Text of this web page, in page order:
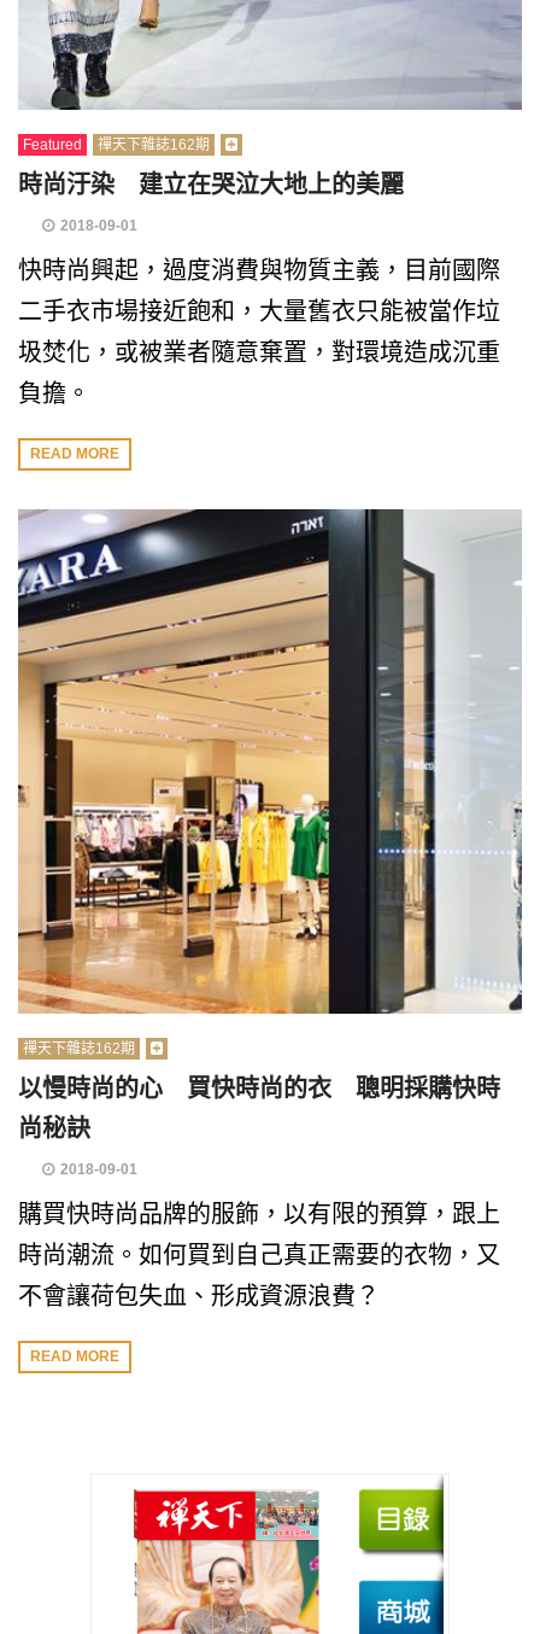
Featured 禪天下雜誌162期
時尚汙染 建立在哭泣大地上的美麗
2018-09-01
快時尚興起，過度消費與物質主義，目前國際
二手衣市場接近飽和，大量舊衣只能被當作垃
圾焚化，或被業者隨意棄置，對環境造成沉重
負擔。
READ MORE
禪天下雜誌162期
以慢時尚的心 買快時尚的衣 聰明採購快時
尚秘訣
2018-09-01
購買快時尚品牌的服飾，以有限的預算，跟上
時尚潮流。如何買到自己真正需要的衣物，又
不會讓荷包失血、形成資源浪費？
READ MORE